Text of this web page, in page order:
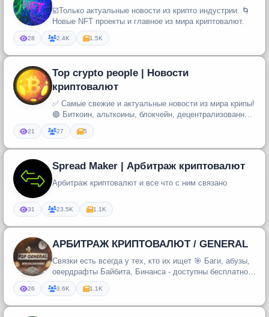
☑️Только актуальные новости из крипто индустрии. 🌀
Новые NFT проекты и главное из мира криптовалют.
28 2.4K 1.5K
Top crypto people | Новости
криптовалют
✅ Самые свежие и актуальные новости из мира крипы!
🟢 Биткоин, альткоины, блокчейн, децентрализованные
протоколы, инвести...
21 27 5
Spread Maker | Арбитраж криптовалют
Арбитраж криптовалют и все что с ним связано
31 23.5K 1.1K
АРБИТРАЖ КРИПТОВАЛЮТ / GENERAL
Связки есть всегда у тех, кто их ищет 🎯 Баги, абузы,
овердрафты Байбита, Бинанса - доступны бесплатно в
моем канале.
26 3.6K 1.1K